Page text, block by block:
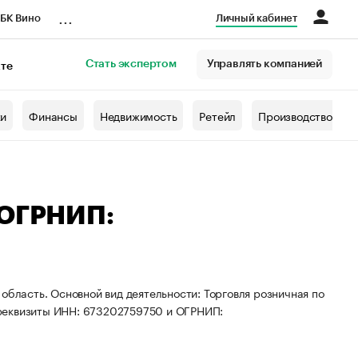
Вино Личный кабинет
Стать экспертом Управлять компанией
Финансы Недвижимость Ретейл Производство
ОГРНИП:
Основной вид деятельности: Торговля розничная по
ИНН: 673202759750 и ОГРНИП: